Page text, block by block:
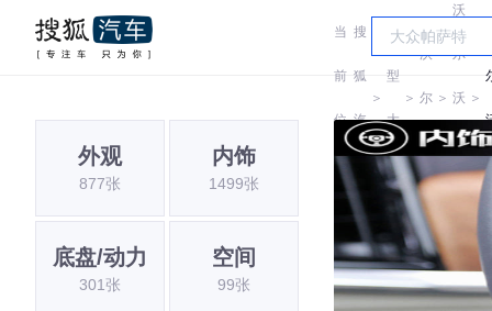
当
前
位
置:
搜
狐
汽
＞
车
型
大
全
＞
沃
尔
沃
＞
沃
尔
沃
亚
＞
外观
877张
内饰
1499张
底盘/动力
301张
空间
99张